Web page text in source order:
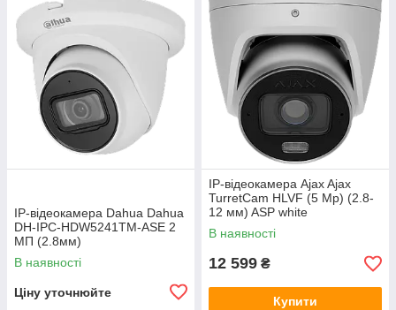
IP-відеокамера Dahua Dahua
DH-IPC-HDW5241TM-ASE 2
МП (2.8мм)
В наявності
Ціну уточнюйте
IP-відеокамера Ajax Ajax
TurretCam HLVF (5 Mp) (2.8-
12 мм) ASP white
В наявності
12 599 ₴
Купити